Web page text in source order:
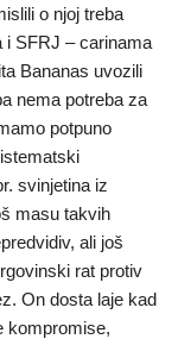
o njoj treba
i SFRJ – carinama
Bananas uvozili
nema potreba za
potpuno
svinjetina iz
masu takvih
ali još
rat protiv
On dosta laje kad
kompromise,